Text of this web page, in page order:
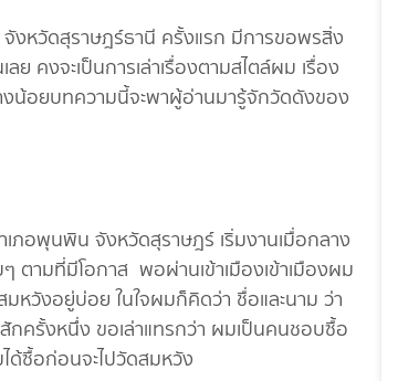
จังหวัดสุราษฎร์ธานี ครั้งแรก มีการขอพรสิ่ง
คงจะเป็นการเล่าเรื่องตามสไตล์ผม เรื่อง
น้อยบทความนี้จะพาผู้อ่านมารู้จักวัดดังของ
เภอพุนพิน จังหวัดสุราษฎร์ เริ่มงานเมื่อกลาง
ตามที่มีโอกาส พอผ่านเข้าเมืองเข้าเมืองผม
หวังอยู่บ่อย ในใจผมก็คิดว่า ชื่อและนาม ว่า
กครั้งหนึ่ง ขอเล่าแทรกว่า ผมเป็นคนชอบซื้อ
ซื้อก่อนจะไปวัดสมหวัง